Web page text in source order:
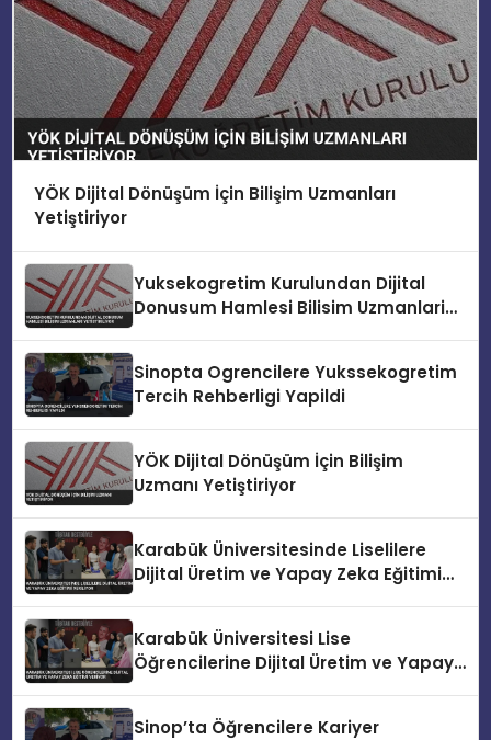
YÖK Dijital Dönüşüm İçin Bilişim Uzmanları
Yetiştiriyor
Yuksekogretim Kurulundan Dijital
Donusum Hamlesi Bilisim Uzmanlari
Sinopta Ogrencilere Yukssekogretim
Tercih Rehberligi Yapildi
YÖK Dijital Dönüşüm İçin Bilişim
Uzmanı Yetiştiriyor
Karabük Üniversitesinde Liselilere
Dijital Üretim ve Yapay Zeka Eğitimi
Karabük Üniversitesi Lise
Öğrencilerine Dijital Üretim ve Yapay
Sinop’ta Öğrencilere Kariyer